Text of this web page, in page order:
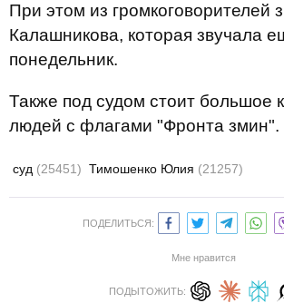
При этом из громкоговорителей
Калашникова, которая звучала
понедельник.
Также под судом стоит большое
людей с флагами "Фронта змин".
суд (25451) Тимошенко Юлия (21257)
ПОДЕЛИТЬСЯ:
Мне нравится
ПОДЫТОЖИТЬ: